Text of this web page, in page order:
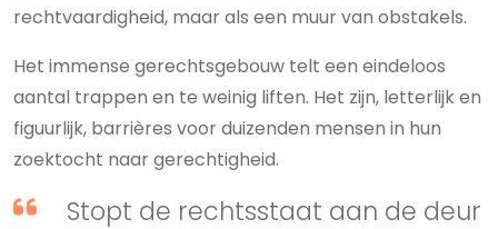
rechtvaardigheid, maar als een muur van obstakels.
Het immense gerechtsgebouw telt een eindeloos
aantal trappen en te weinig liften. Het zijn, letterlijk en
figuurlijk, barrières voor duizenden mensen in hun
zoektocht naar gerechtigheid.
Stopt de rechtsstaat aan de deur